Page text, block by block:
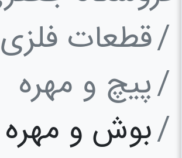
قطعات فلزی
پیچ و مهره
بوش و